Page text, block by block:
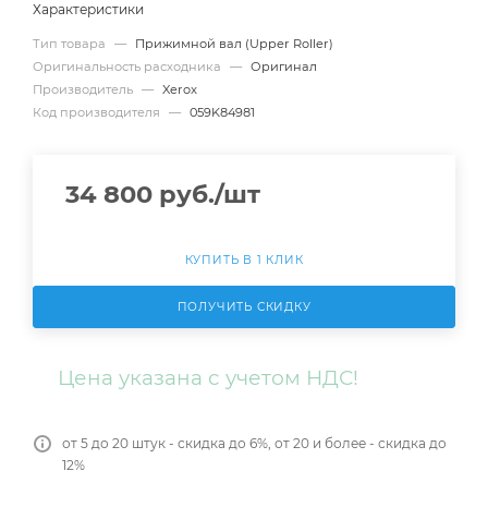
Характеристики
Тип товара —
Прижимной вал (Upper Roller)
Оригинальность расходника
— Оригинал
Производитель — Xerox
Код производителя
— 059K84981
34 800 руб./шт
КУПИТЬ В 1 КЛИК
ПОЛУЧИТЬ СКИДКУ
Цена указана с учетом НДС!
от 5 до 20 штук - скидка до 6%, от 20 и более - скидка до
12%